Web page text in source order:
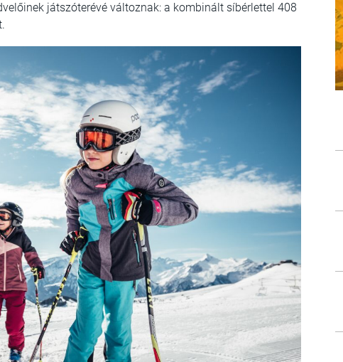
játszóterévé változnak: a kombinált síbérlettel 408